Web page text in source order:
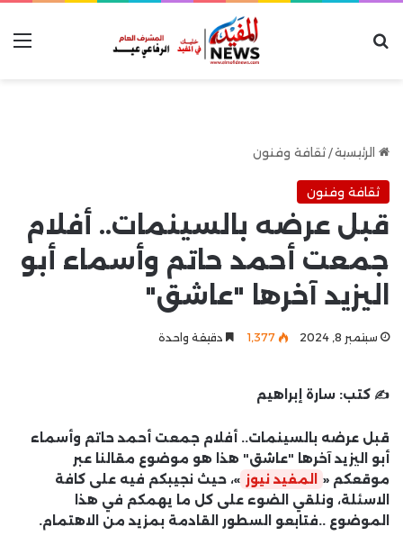
الرئيسية/ ثقافة وفنون
ثقافة وفنون
قبل عرضه بالسينمات.. أفلام
جمعت أحمد حاتم وأسماء أبو
اليزيد آخرها "عاشق"
سبتمبر 8, 2024 1٬377 دقيقة واحدة
✍️ كتب: سارة إبراهيم
قبل عرضه بالسينمات.. أفلام جمعت أحمد حاتم وأسماء
أبو اليزيد آخرها "عاشق" هذا هو موضوع مقالنا عبر
موقعكم «
المفيد نيوز »، حيث نجيبكم فيه على كافة
الاسئلة، ونلقي الضوء على كل ما يهمكم في هذا
الموضوع ..فتابعو السطور القادمة بمزيد من الاهتمام.